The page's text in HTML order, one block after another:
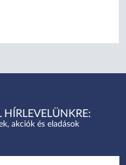
HÍRLEVELÜNKRE:
akciók és eladások